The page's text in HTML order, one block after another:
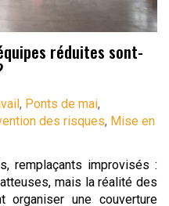
réduites sont-
, Ponts de mai,
des risques, Mise en
remplaçants improvisés :
mais la réalité des
organiser une couverture